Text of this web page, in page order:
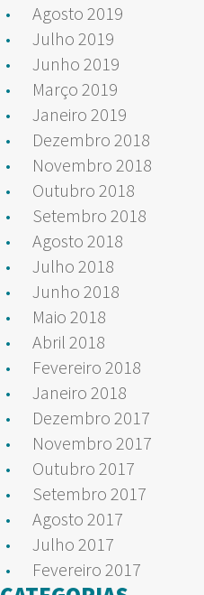
Agosto 2019
Julho 2019
Junho 2019
Março 2019
Janeiro 2019
Dezembro 2018
Novembro 2018
Outubro 2018
Setembro 2018
Agosto 2018
Julho 2018
Junho 2018
Maio 2018
Abril 2018
Fevereiro 2018
Janeiro 2018
Dezembro 2017
Novembro 2017
Outubro 2017
Setembro 2017
Agosto 2017
Julho 2017
Fevereiro 2017